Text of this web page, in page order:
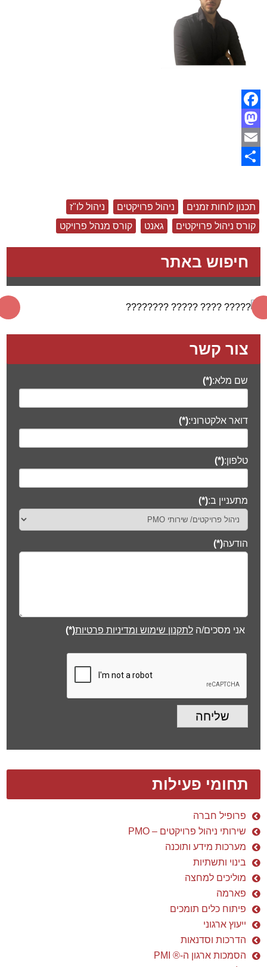
Facebook
Mastodon
Email
תכנון לוחות זמנים ניהול פרויקטים
ניהול לו"ז
קורס ניהול פרויקטים
גאנט קורס מנהל פרויקט
חיפוש באתר
צור קשר
שם מלא:(*)
דואר אלקטרוני:(*)
טלפון:(*)
מתעניין ב:(*)
הודעה(*)
אני מסכים/הלתקנון שימוש ומדיניות פרטיות(*)
שליחה
תחומי פעילות
פרופיל חברה
שירותי ניהול פרויקטים – PMO
מערכות מידע ותוכנה
בינוי ותשתיות
מוליכים למחצה
פארמה
פיתוח כלים תומכים
ייעוץ ארגוני
הדרכות וסדנאות
הסמכות ארגון ה-® PMI